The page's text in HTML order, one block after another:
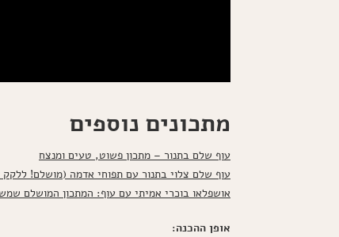
מתכונים נוספים
עוף שלם בתנור – מתכון פשוט, טעים ומנצח
עוף שלם צלוי בתנור עם תפוחי אדמה (מושלם!
אושפלאו בוכרי אמיתי עם עוף: המתכון המושלם
אופן ההכנה: